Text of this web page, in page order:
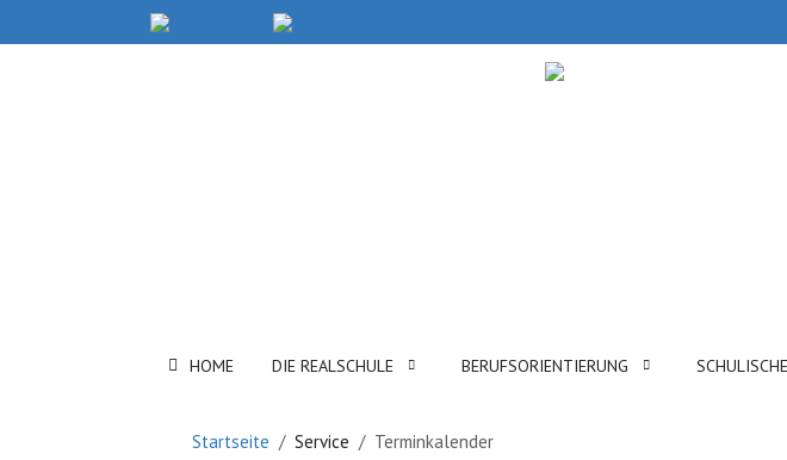
HOME DIE REALSCHULE BERUFSORIENTIERUNG
Startseite Service Terminkalender